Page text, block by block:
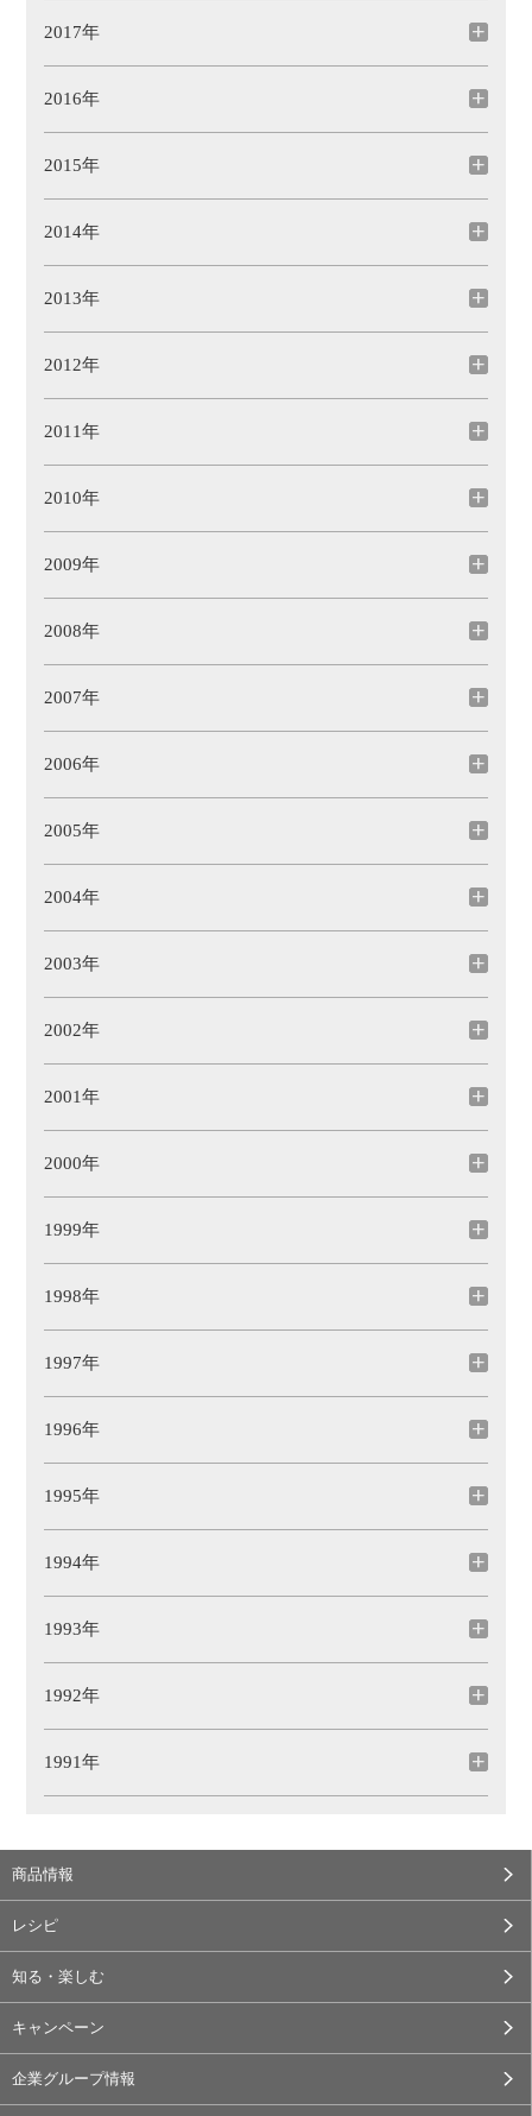
2017年
2016年
2015年
2014年
2013年
2012年
2011年
2010年
2009年
2008年
2007年
2006年
2005年
2004年
2003年
2002年
2001年
2000年
1999年
1998年
1997年
1996年
1995年
1994年
1993年
1992年
1991年
商品情報
レシピ
知る・楽しむ
キャンペーン
企業グループ情報